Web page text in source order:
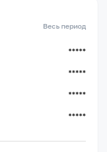
Весь период
*****
*****
*****
*****